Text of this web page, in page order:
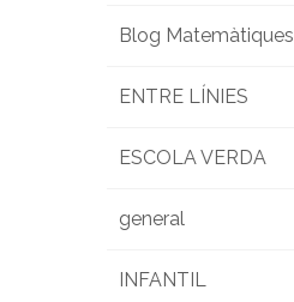
Blog Matemàtiques
ENTRE LÍNIES
ESCOLA VERDA
general
INFANTIL